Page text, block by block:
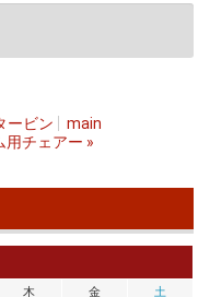
ービン
main
用チェアー »
木 金 土